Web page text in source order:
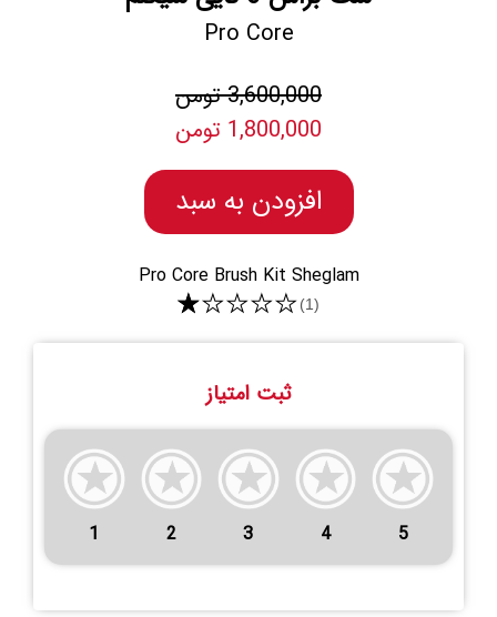
Pro Core
3,600,000 تومن
1,800,000 تومن
افزودن به سبد
Pro Core Brush Kit Sheglam
★★★★★(1)
ثبت امتیاز
1 2 3 4 5